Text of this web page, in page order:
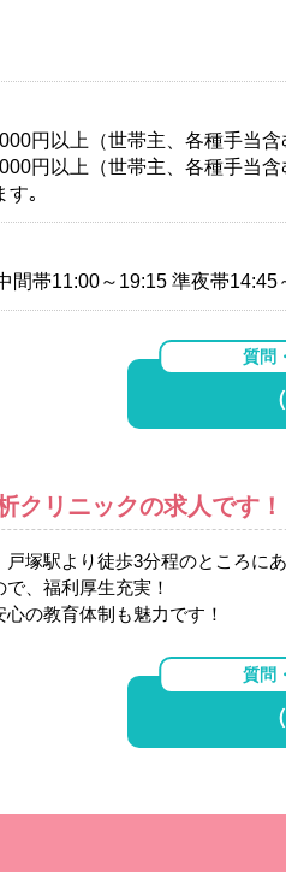
円以上（世帯主、各種手当含
円以上（世帯主、各種手当含
す｡
間帯11:00～19:15 準夜帯
質問
クリニックの求人です！
塚駅より徒歩3分程のところに
、福利厚生充実！
の教育体制も魅力です！
質問